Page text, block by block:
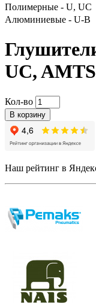
Полимерные - U, UC
Алюминиевые - U-B
UC, AMTS
Кол-во
В корзину
Наш рейтинг в